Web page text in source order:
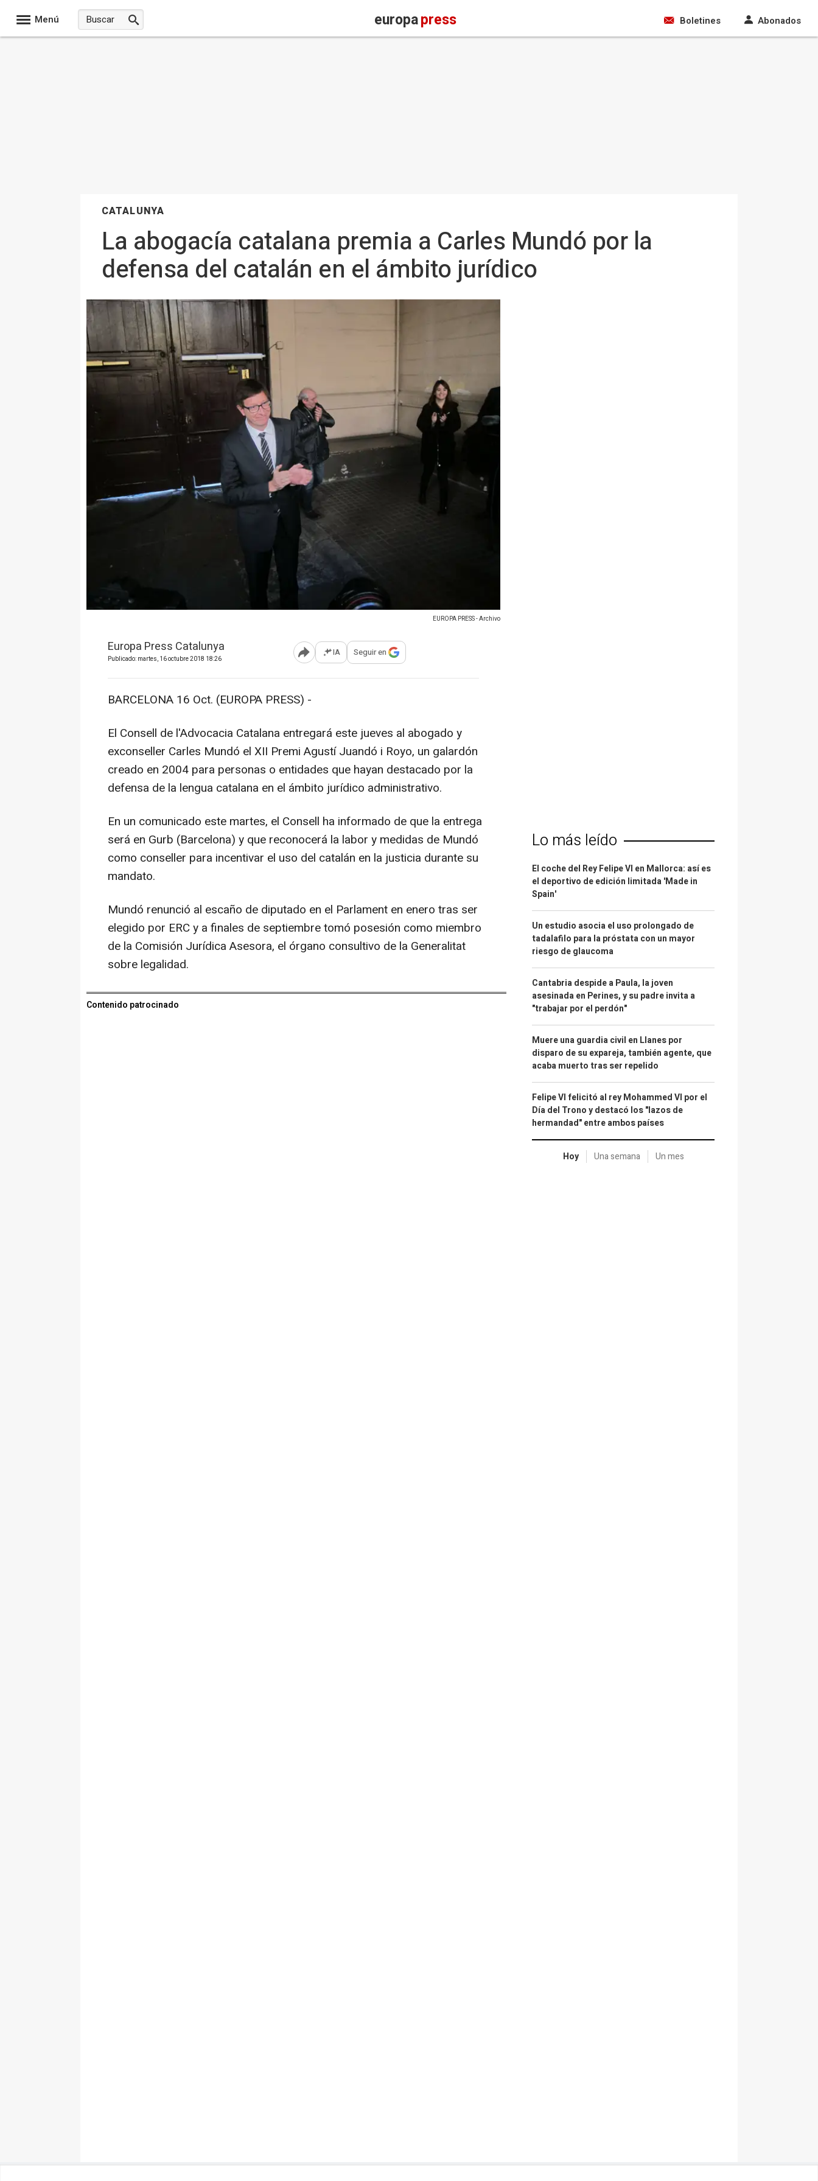
Menú europapress Boletines Abonados
CATALUNYA
La abogacía catalana premia a Carles Mundó por la
defensa del catalán en el ámbito jurídico
EUROPA PRESS - Archivo
Europa Press Catalunya
Publicado: martes, 16 octubre 2018 18:26 Abrir opciones para compartir
IA Seguir en
BARCELONA 16 Oct. (EUROPA PRESS) -
El Consell de l'Advocacia Catalana entregará este jueves al abogado y
exconseller Carles Mundó el XII Premi Agustí Juandó i Royo, un galardón
creado en 2004 para personas o entidades que hayan destacado por la
defensa de la lengua catalana en el ámbito jurídico administrativo.
En un comunicado este martes, el Consell ha informado de que la entrega
será en Gurb (Barcelona) y que reconocerá la labor y medidas de Mundó
como conseller para incentivar el uso del catalán en la justicia durante su
mandato.
Mundó renunció al escaño de diputado en el Parlament en enero tras ser
elegido por ERC y a finales de septiembre tomó posesión como miembro
de la Comisión Jurídica Asesora, el órgano consultivo de la Generalitat
sobre legalidad.
Contenido patrocinado
Lo más leído
El coche del Rey Felipe VI en Mallorca: así es
el deportivo de edición limitada 'Made in
Spain'
Un estudio asocia el uso prolongado de
tadalafilo para la próstata con un mayor
riesgo de glaucoma
Cantabria despide a Paula, la joven
asesinada en Perines, y su padre invita a
"trabajar por el perdón"
Muere una guardia civil en Llanes por
disparo de su expareja, también agente, que
acaba muerto tras ser repelido
Felipe VI felicitó al rey Mohammed VI por el
Día del Trono y destacó los "lazos de
hermandad" entre ambos países
Hoy Una semana Un mes